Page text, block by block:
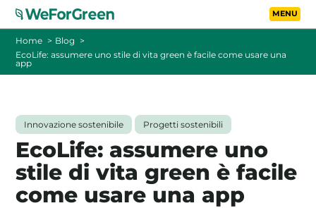
Vai al contenuto
TARIFFE
FOTOVOLTAICO A DISTANZA
FAQ
Home
Blog
EcoLife: assumere uno stile di vita green è facile come usare una
app
Innovazione sostenibile Progetti sostenibili
EcoLife: assumere uno
stile di vita green è facile
come usare una app